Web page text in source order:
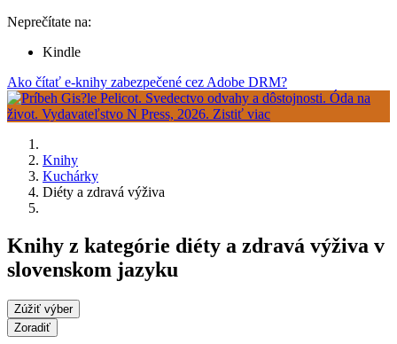
Neprečítate na:
Kindle
Ako čítať e-knihy zabezpečené cez Adobe DRM?
Knihy
Kuchárky
Diéty a zdravá výživa
Knihy z kategórie diéty a zdravá výživa v
slovenskom jazyku
Zúžiť výber
Zoradiť